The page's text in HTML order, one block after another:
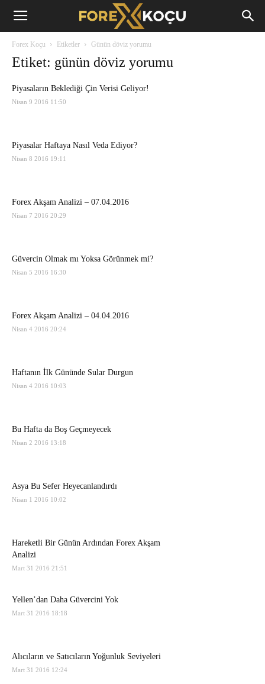
Forex
Forex Koçu Etiketler Günün döviz yorumu
Etiket: günün döviz yorumu
Piyasaların Beklediği Çin Verisi Geliyor!
Nisan 9 2016 11:50
Piyasalar Haftaya Nasıl Veda Ediyor?
Nisan 8 2016 19:11
Forex Akşam Analizi – 07.04.2016
Nisan 7 2016 20:29
Güvercin Olmak mı Yoksa Görünmek mi?
Nisan 5 2016 16:30
Forex Akşam Analizi – 04.04.2016
Nisan 4 2016 20:24
Haftanın İlk Gününde Sular Durgun
Nisan 4 2016 10:03
Bu Hafta da Boş Geçmeyecek
Nisan 2 2016 13:18
Asya Bu Sefer Heyecanlandırdı
Nisan 1 2016 10:02
Hareketli Bir Günün Ardından Forex Akşam
Analizi
Mart 31 2016 21:51
Yellen’dan Daha Güvercini Yok
Mart 31 2016 18:18
Alıcıların ve Satıcıların Yoğunluk Seviyeleri
Mart 31 2016 12:24